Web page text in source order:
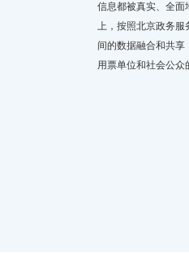
信息都被真实、全面
上，按照北京政务
间的数据融合和共
用票单位和社会公众